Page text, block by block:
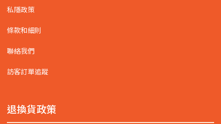
私隱政策
條款和細則
聯絡我們
訪客訂單追蹤
退換貨政策